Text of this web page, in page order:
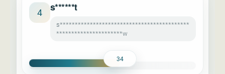
4 s******t
s*******************************************
**********************w
34